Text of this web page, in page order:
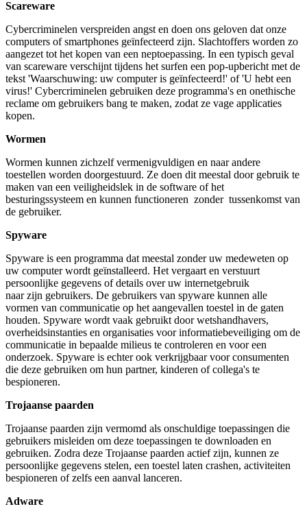
Scareware
Cybercriminelen verspreiden angst en doen ons geloven dat onze
computers of smartphones geïnfecteerd zijn. Slachtoffers worden zo
aangezet tot het kopen van een neptoepassing. In een typisch geval
van scareware verschijnt tijdens het surfen een pop-upbericht met de
tekst 'Waarschuwing: uw computer is geïnfecteerd!' of 'U hebt een
virus!' Cybercriminelen gebruiken deze programma's en onethische
reclame om gebruikers bang te maken, zodat ze vage applicaties
kopen.
Wormen
Wormen kunnen zichzelf vermenigvuldigen en naar andere
toestellen worden doorgestuurd. Ze doen dit meestal door gebruik te
maken van een veiligheidslek in de software of het
besturingssysteem en kunnen functioneren zonder tussenkomst van
de gebruiker.
Spyware
Spyware is een programma dat meestal zonder uw medeweten op
uw computer wordt geïnstalleerd. Het vergaart en verstuurt
persoonlijke gegevens of details over uw internetgebruik
naar zijn gebruikers. De gebruikers van spyware kunnen alle
vormen van communicatie op het aangevallen toestel in de gaten
houden. Spyware wordt vaak gebruikt door wetshandhavers,
overheidsinstanties en organisaties voor informatiebeveiliging om de
communicatie in bepaalde milieus te controleren en voor een
onderzoek. Spyware is echter ook verkrijgbaar voor consumenten
die deze gebruiken om hun partner, kinderen of collega's te
bespioneren.
Trojaanse paarden
Trojaanse paarden zijn vermomd als onschuldige toepassingen die
gebruikers misleiden om deze toepassingen te downloaden en
gebruiken. Zodra deze Trojaanse paarden actief zijn, kunnen ze
persoonlijke gegevens stelen, een toestel laten crashen, activiteiten
bespioneren of zelfs een aanval lanceren.
Adware